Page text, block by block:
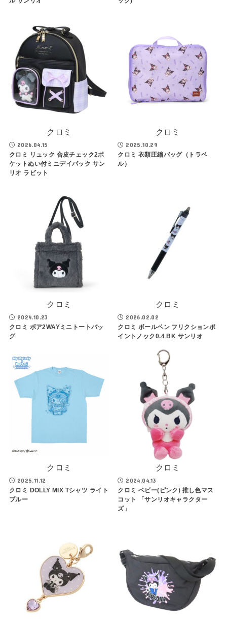
クロミ
2026.04.15
クロミ リュック 合皮チェック2ポ
ケットぬい付ミニデイパック サン
リオ ラビット
クロミ
2025.10.29
クロミ 衣類圧縮バッグ（トラベ
ル）
クロミ
2024.10.23
クロミ ボア2WAYミニトートバッ
グ
クロミ
2026.02.02
クロミ ボールペン フリクションポ
イントノック0.4 BK サンリオ
クロミ
2025.11.12
クロミ DOLLY MIX Tシャツ ライト
ブルー
クロミ
2024.04.13
クロミ ベビー(ピンク) 推し色マス
コット 「サンリオキャラクター
ズ」